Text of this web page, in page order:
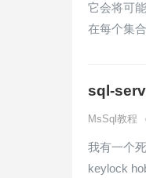
它会将可
在每个集
sql-
MsSql教程
我有一个
keylock